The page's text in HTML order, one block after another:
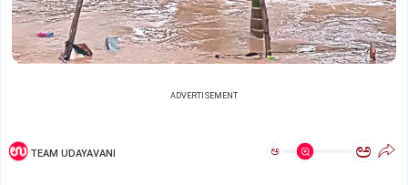
ADVERTISEMENT
TEAM UDAYAVANI ಅ ಅ